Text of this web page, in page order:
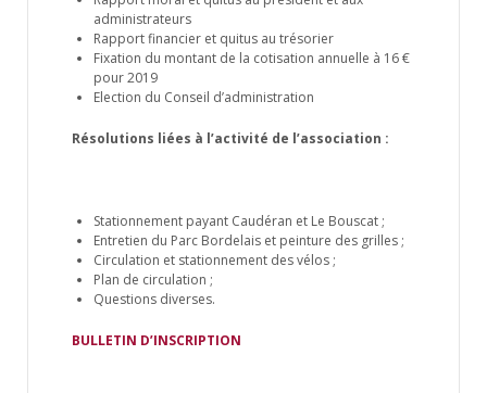
administrateurs
Rapport financier et quitus au trésorier
Fixation du montant de la cotisation annuelle à 16 €
pour 2019
Election du Conseil d’administration
Résolutions liées à l’activité de l’association :
Stationnement payant Caudéran et Le Bouscat ;
Entretien du Parc Bordelais et peinture des grilles ;
Circulation et stationnement des vélos ;
Plan de circulation ;
Questions diverses.
BULLETIN D’INSCRIPTION